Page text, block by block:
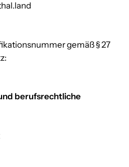
gemäß § 27
berufsrechtliche